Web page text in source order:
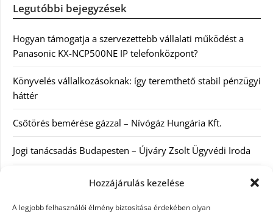
Hozzájárulás kezelése
A legjobb felhasználói élmény biztosítása érdekében olyan
Legutóbbi bejegyzések
Hogyan támogatja a szervezettebb vállalati működést a
Panasonic KX-NCP500NE IP telefonközpont?
Könyvelés vállalkozásoknak: így teremthető stabil pénzügyi
háttér
Csőtörés bemérése gázzal – Nívógáz Hungária Kft.
Jogi tanácsadás Budapesten – Újváry Zsolt Ügyvédi Iroda
Arckrémek – mit érdemes tudni az öregedés lassításáról és